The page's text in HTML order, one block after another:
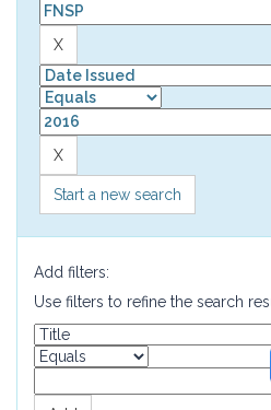
Start a new search
Add filters:
Use filters to refine the search